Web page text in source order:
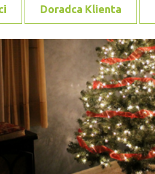
Doradca Klienta